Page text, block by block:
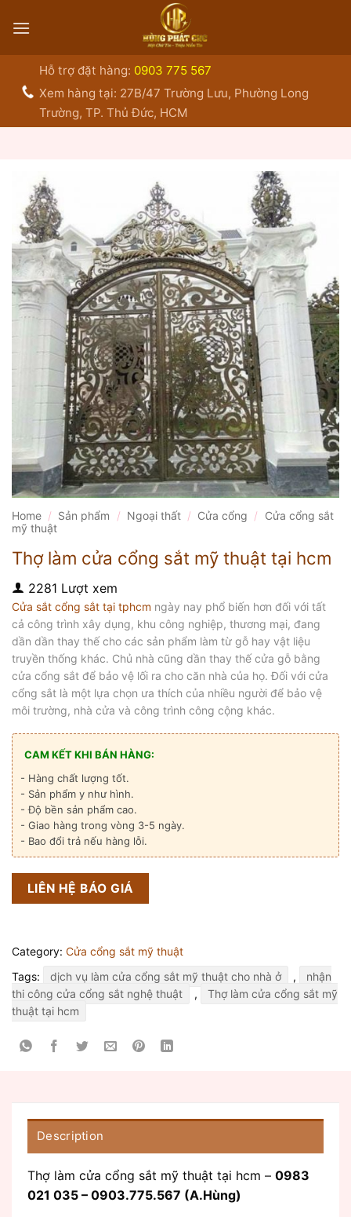
qua
Hỗ trợ đặt hàng: 0903 775 567
Xem hàng tại: 27B/47 Trường Lưu, Phường Long
Trường, TP. Thủ Đức, HCM
Home / Sản phẩm / Ngoại thất / Cửa cổng /
Cửa cổng sắt
mỹ thuật
Thợ làm cửa cổng sắt mỹ thuật tại hcm
2281 Lượt xem
Cửa sắt cổng sắt tại tphcm ngày nay phổ biến hơn đối với tất
cả công trình xây dụng, khu công nghiệp, thương mại, đang
dần dần thay thế cho các sản phẩm làm từ gỗ hay vật liệu
truyền thống khác. Chủ nhà cũng dần thay thế cửa gỗ bằng
cửa cổng sắt để bảo vệ lối ra cho căn nhà của họ. Đối với cửa
cổng sắt là một lựa chọn ưa thích của nhiều người để bảo vệ
môi trường, nhà cửa và công trình công cộng khác.
CAM KẾT KHI BÁN HÀNG:
- Hàng chất lượng tốt.
- Sản phẩm y như hình.
- Độ bền sản phẩm cao.
- Giao hàng trong vòng 3-5 ngày.
- Bao đổi trả nếu hàng lỗi.
LIÊN HỆ BÁO GIÁ
Category: Cửa cổng sắt mỹ thuật
Tags:
dịch vụ làm cửa cổng sắt mỹ thuật cho nhà ở ,
nhận
thi công cửa cổng sắt nghệ thuật
,
Thợ làm cửa cổng sắt mỹ
thuật tại hcm
Description
Thợ làm cửa cổng sắt mỹ thuật tại hcm – 0983
021 035 – 0903.775.567 (A.Hùng)